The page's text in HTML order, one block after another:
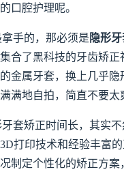
口腔护理呢。
手的，那必须是 隐形
合了黑科技的牙齿矫正
金属牙套，换上几乎隐
满地自拍，简直不要太
套矫正时间长，其实
打印技术和经验丰富的
制定个性化的矫正方案